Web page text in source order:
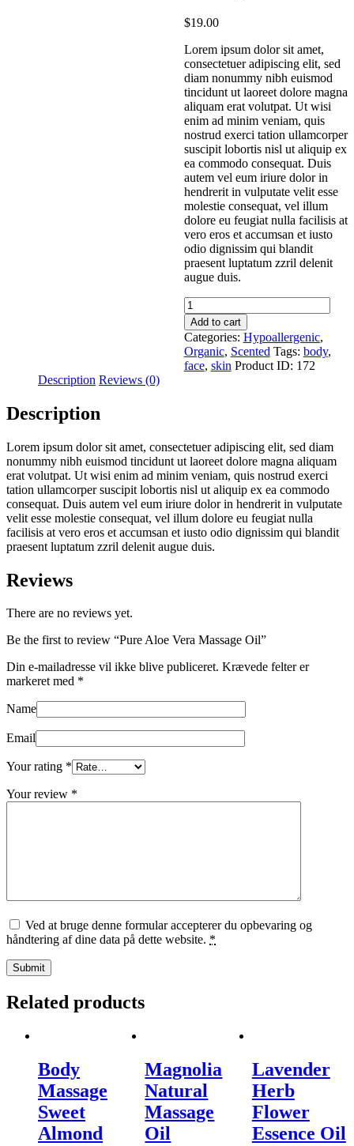
$19.00
Lorem ipsum dolor sit amet,
consectetuer adipiscing elit, sed
diam nonummy nibh euismod
tincidunt ut laoreet dolore magna
aliquam erat volutpat. Ut wisi
enim ad minim veniam, quis
nostrud exerci tation ullamcorper
suscipit lobortis nisl ut aliquip ex
ea commodo consequat. Duis
autem vel eum iriure dolor in
hendrerit in vulputate velit esse
molestie consequat, vel illum
dolore eu feugiat nulla facilisis at
vero eros et accumsan et iusto
odio dignissim qui blandit
praesent luptatum zzril delenit
augue duis.
Pure
Aloe
Vera
Massage
Oil
quantity
Add to cart
Categories: Hypoallergenic,
Organic, Scented Tags: body,
face, skin Product ID: 172
Description Reviews (0)
Description
Lorem ipsum dolor sit amet, consectetuer adipiscing elit, sed diam
nonummy nibh euismod tincidunt ut laoreet dolore magna aliquam
erat volutpat. Ut wisi enim ad minim veniam, quis nostrud exerci
tation ullamcorper suscipit lobortis nisl ut aliquip ex ea commodo
consequat. Duis autem vel eum iriure dolor in hendrerit in vulputate
velit esse molestie consequat, vel illum dolore eu feugiat nulla
facilisis at vero eros et accumsan et iusto odio dignissim qui blandit
praesent luptatum zzril delenit augue duis.
Reviews
There are no reviews yet.
Be the first to review “Pure Aloe Vera Massage Oil”
Din e-mailadresse vil ikke blive publiceret. Krævede felter er
markeret med *
Name
Email
Your rating *
Your review *
Ved at bruge denne formular accepterer du opbevaring og
håndtering af dine data på dette website. *
Related products
Body
Massage
Sweet
Almond
Magnolia
Natural
Massage
Oil
Lavender
Herb
Flower
Essence Oil